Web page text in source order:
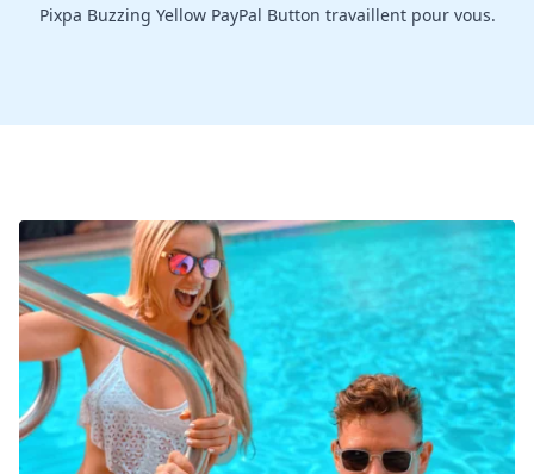
Pixpa Buzzing Yellow PayPal Button travaillent pour vous.